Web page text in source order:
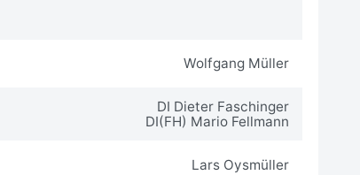
Wolfgang Müller
DI Dieter Faschinger
DI(FH) Mario Fellmann
Lars Oysmüller